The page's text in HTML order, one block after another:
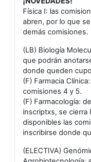
Física I: las
abren, por lo que
demás comisiones.
(LB) Biología
que podrán
donde queden
(F) Farmacia
comisiones 4 y 5.
(F) Farmacología:
inscriptxs, se cierra
disponibles las
inscribirse donde
(ELECTIVA)